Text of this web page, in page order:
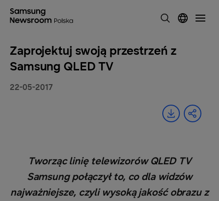
Zaprojektuj swoją przestrzeń z
Samsung QLED TV
22-05-2017
Tworząc linię telewizorów QLED TV
Samsung połączył to, co dla widzów
najważniejsze, czyli wysoką jakość obrazu z